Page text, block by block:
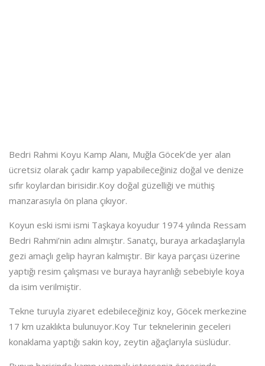
Bedri Rahmi Koyu Kamp Alanı, Muğla Göcek’de yer alan
ücretsiz olarak çadır kamp yapabileceğiniz doğal ve denize
sıfır koylardan birisidir.Koy doğal güzelliği ve müthiş
manzarasıyla ön plana çıkıyor.
Koyun eski ismi ismi Taşkaya koyudur 1974 yılında Ressam
Bedri Rahmi’nin adını almıştır. Sanatçı, buraya arkadaşlarıyla
gezi amaçlı gelip hayran kalmıştır. Bir kaya parçası üzerine
yaptığı resim çalışması ve buraya hayranlığı sebebiyle koya
da isim verilmiştir.
Tekne turuyla ziyaret edebileceğiniz koy, Göcek merkezine
17 km uzaklıkta bulunuyor.Koy Tur teknelerinin geceleri
konaklama yaptığı sakin koy, zeytin ağaçlarıyla süslüdur.